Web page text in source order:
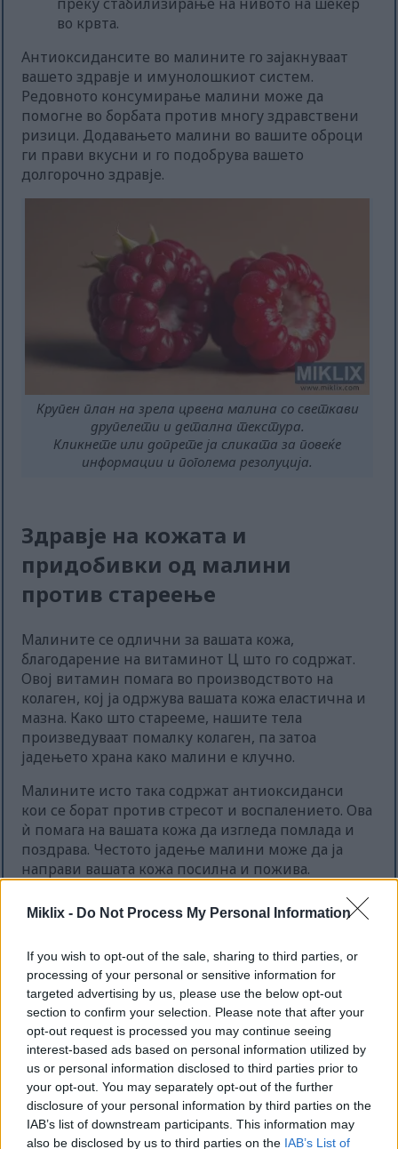
Miklix - Do Not Process My Personal Information
If you wish to opt-out of the sale, sharing to third parties, or
processing of your personal or sensitive information for
targeted advertising by us, please use the below opt-out
section to confirm your selection. Please note that after your
opt-out request is processed you may continue seeing
interest-based ads based on personal information utilized by
us or personal information disclosed to third parties prior to
your opt-out. You may separately opt-out of the further
disclosure of your personal information by third parties on the
IAB’s list of downstream participants. This information may
also be disclosed by us to third parties on the IAB’s List of
во крвта.
Антиоксидансите во малините го зајакнуваат
вашето здравје и имунолошкиот систем.
Редовното консумирање малини може да
помогне во борбата против многу здравствени
ризици. Додавањето малини во вашите оброци
ги прави вкусни и го подобрува вашето
долгорочно здравје.
Крупен план на зрела црвена малина со светкави
друпелети и детална текстура.
Кликнете или допрете ја сликата за повеќе
информации и поголема резолуција.
Здравје на кожата и
придобивки од малини
против стареење
Малините се одлични за вашата кожа,
благодарение на витаминот Ц што го содржат.
Овој витамин помага во производството на
колаген, кој ја одржува вашата кожа еластична и
мазна. Како што старееме, нашите тела
произведуваат помалку колаген, па затоа
јадењето храна како малини е клучно.
Малините исто така содржат антиоксиданси
кои се борат против стресот и воспалението. Ова
ѝ помага на вашата кожа да изгледа помлада и
поздрава. Честото јадење малини може да ја
направи вашата кожа посилна и пожива.
во вашата исхрана
Додавањето малини во вашата исхрана е лесно
и забавно. Во овие шарени бобинки може да се
ужива на многу начини. Тие го прават секој
оброк повозбудлив. Свежите малини се одлични
за ужина, полни со вкус и здравствени
придобивки.
Еве неколку креативни начини да уживате во